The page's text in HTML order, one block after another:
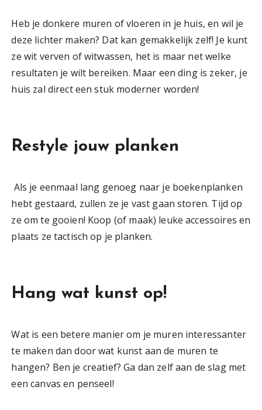
Heb je donkere muren of vloeren in je huis, en wil je
deze lichter maken? Dat kan gemakkelijk zelf! Je kunt
ze wit verven of witwassen, het is maar net welke
resultaten je wilt bereiken. Maar een ding is zeker, je
huis zal direct een stuk moderner worden!
Restyle jouw planken
Als je eenmaal lang genoeg naar je boekenplanken
hebt gestaard, zullen ze je vast gaan storen. Tijd op
ze om te gooien! Koop (of maak) leuke accessoires en
plaats ze tactisch op je planken.
Hang wat kunst op!
Wat is een betere manier om je muren interessanter
te maken dan door wat kunst aan de muren te
hangen? Ben je creatief? Ga dan zelf aan de slag met
een canvas en penseel!